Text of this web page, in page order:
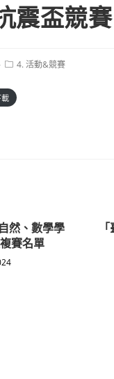
震盃競賽
Post4. 活動&競賽
然、數學學
賽名單